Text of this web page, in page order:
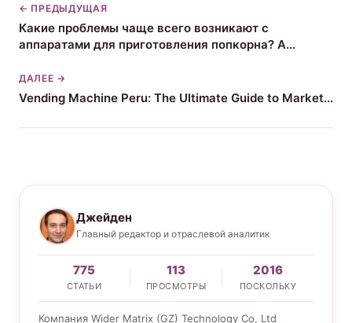
← ПРЕДЫДУЩАЯ
Какие проблемы чаще всего возникают с
аппаратами для приготовления попкорна? А...
ДАЛЕЕ →
Vending Machine Peru: The Ultimate Guide to Market...
Джейден
Главный редактор и отраслевой аналитик
775
СТАТЬИ
113
ПРОСМОТРЫ
2016
ПОСКОЛЬКУ
Компания Wider Matrix (GZ) Technology Co, Ltd